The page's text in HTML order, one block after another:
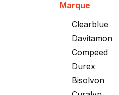
Marque
Clearblue
Davitamon
Compeed
Durex
Bisolvon